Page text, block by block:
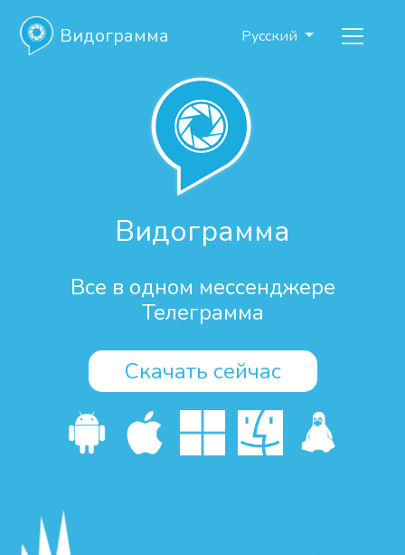
Видограмма Русский
Видограмма
Все в одном мессенджере
Телеграмма
Скачать сейчас